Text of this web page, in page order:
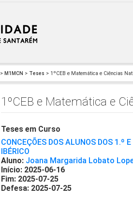
> M1MCN > Teses > 1ºCEB e Matemática e Ciências
1ºCEB e Matemática e
Teses em Curso
CONCEÇÕES DOS ALUNOS DOS 1.º
IBÉRICO
Aluno: Joana Margarida Lobato
Início: 2025-06-16
Fim: 2025-07-25
Defesa: 2025-07-25